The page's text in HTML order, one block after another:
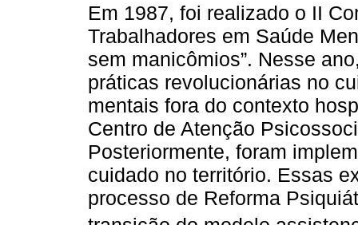
Em 1987, foi realizado o II
Trabalhadores em Saúde
sem manicômios”. Nesse
práticas revolucionárias no
mentais fora do contexto
Centro de Atenção
Posteriormente, foram
cuidado no território. Essas
processo de Reforma